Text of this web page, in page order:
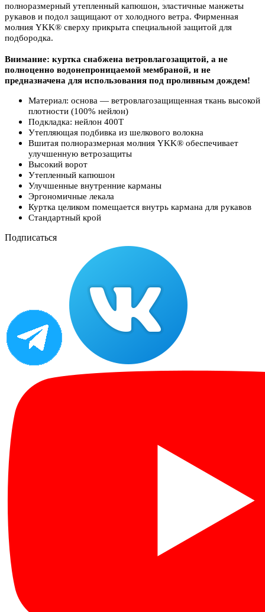
полноразмерный утепленный капюшон, эластичные манжеты
рукавов и подол защищают от холодного ветра. Фирменная
молния YKK® сверху прикрыта специальной защитой для
подбородка.
Внимание: куртка снабжена ветровлагозащитой, а не
полноценно водонепроницаемой мембраной, и не
предназначена для использования под проливным дождем!
Материал: основа — ветровлагозащищенная ткань высокой
плотности (100% нейлон)
Подкладка: нейлон 400Т
Утепляющая подбивка из шелкового волокна
Вшитая полноразмерная молния YKK® обеспечивает
улучшенную ветрозащиты
Высокий ворот
Утепленный капюшон
Улучшенные внутренние карманы
Эргономичные лекала
Куртка целиком помещается внутрь кармана для рукавов
Стандартный крой
Подписаться